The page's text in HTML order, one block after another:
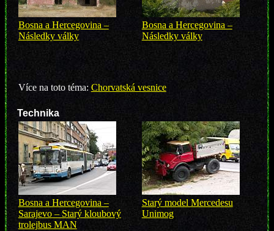
Bosna a Hercegovina –
Následky války
Bosna a Hercegovina –
Následky války
Více na toto téma: Chorvatská vesnice
Technika
Bosna a Hercegovina –
Sarajevo – Starý kloubový
trolejbus MAN
Starý model Mercedesu
Unimog